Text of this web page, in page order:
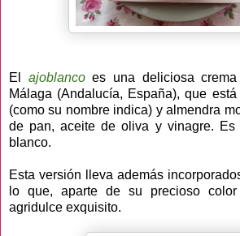
El ajoblancoes una deliciosa
Málaga (Andalucía, España), que
(como su nombre indica) y almendra
de pan, aceite de oliva y vinagre. Es
blanco.
Esta versión lleva además
lo que, aparte de su precioso
agridulce exquisito.